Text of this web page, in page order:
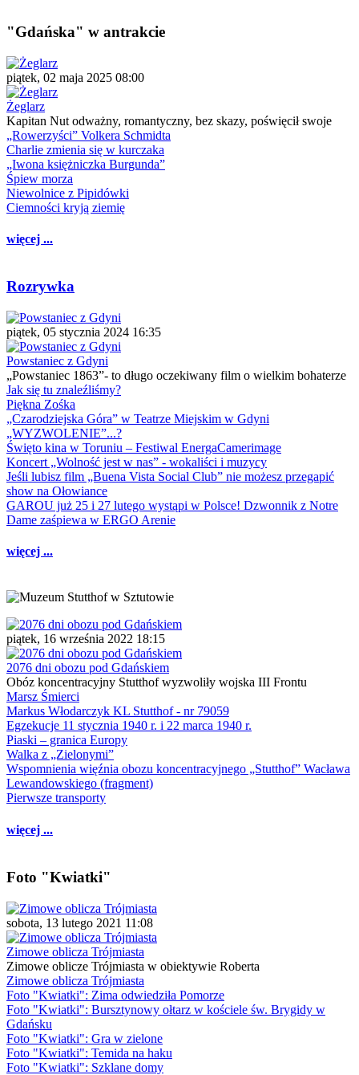
"Gdańska" w antrakcie
piątek, 02 maja 2025 08:00
Żeglarz
Kapitan Nut odważny, romantyczny, bez skazy, poświęcił swoje
„Rowerzyści” Volkera Schmidta
Charlie zmienia się w kurczaka
„Iwona księżniczka Burgunda”
Śpiew morza
Niewolnice z Pipidówki
Ciemności kryją ziemię
więcej ...
Rozrywka
piątek, 05 stycznia 2024 16:35
Powstaniec z Gdyni
„Powstaniec 1863”- to długo oczekiwany film o wielkim bohaterze
Jak się tu znaleźliśmy?
Piękna Zośka
„Czarodziejska Góra” w Teatrze Miejskim w Gdyni
„WYZWOLENIE”...?
Święto kina w Toruniu – Festiwal EnergaCamerimage
Koncert „Wolność jest w nas” - wokaliści i muzycy
Jeśli lubisz film „Buena Vista Social Club” nie możesz przegapić
show na Ołowiance
GAROU już 25 i 27 lutego wystąpi w Polsce! Dzwonnik z Notre
Dame zaśpiewa w ERGO Arenie
więcej ...
piątek, 16 września 2022 18:15
2076 dni obozu pod Gdańskiem
Obóz koncentracyjny Stutthof wyzwoliły wojska III Frontu
Marsz Śmierci
Markus Włodarczyk KL Stutthof - nr 79059
Egzekucje 11 stycznia 1940 r. i 22 marca 1940 r.
Piaski – granica Europy
Walka z „Zielonymi”
Wspomnienia więźnia obozu koncentracyjnego „Stutthof” Wacława
Lewandowskiego (fragment)
Pierwsze transporty
więcej ...
Foto "Kwiatki"
sobota, 13 lutego 2021 11:08
Zimowe oblicza Trójmiasta
Zimowe oblicze Trójmiasta w obiektywie Roberta
Zimowe oblicza Trójmiasta
Foto "Kwiatki": Zima odwiedziła Pomorze
Foto "Kwiatki": Bursztynowy ołtarz w kościele św. Brygidy w
Gdańsku
Foto "Kwiatki": Gra w zielone
Foto "Kwiatki": Temida na haku
Foto "Kwiatki": Szklane domy